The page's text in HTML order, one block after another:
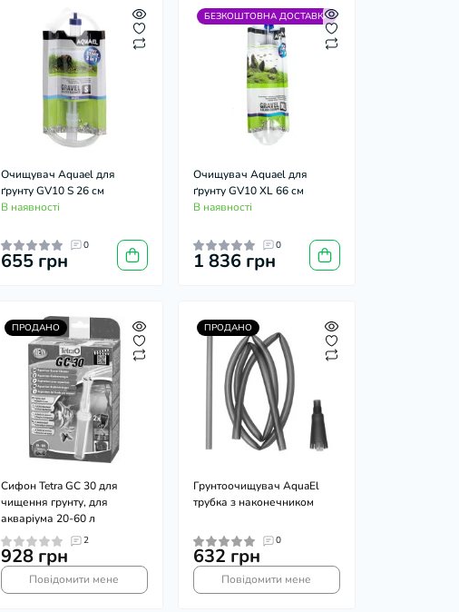
Очищувач Aquael для
ґрунту GV10 S 26 см
В наявності
0
655 грн
БЕЗКОШТОВНА ДОСТАВКА
Очищувач Aquael для
ґрунту GV10 XL 66 см
В наявності
0
1 836 грн
ПРОДАНО
Сифон Tetra GC 30 для
чищення грунту, для
акваріума 20-60 л
2
928 грн
Повідомити мене
ПРОДАНО
Грунтоочищувач AquaEl
трубка з наконечником
0
632 грн
Повідомити мене